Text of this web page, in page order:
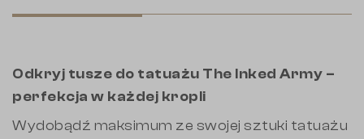
Odkryj tusze do tatuażu The Inked Army –
perfekcja w każdej kropli
Wydobądź maksimum ze swojej sztuki tatuażu